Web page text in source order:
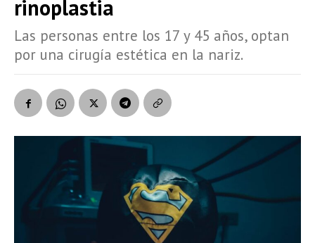
rinoplastia
Las personas entre los 17 y 45 años, optan
por una cirugía estética en la nariz.